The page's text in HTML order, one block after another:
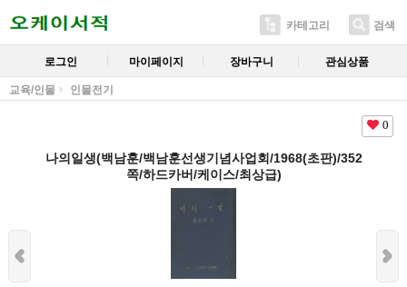
카테고리 검색
로그인 마이페이지 장바구니 관심상품
교육/인물 인물전기
0
나의일생(백남훈/백남훈선생기념사업회/1968(초판)/352
쪽/하드카버/케이스/최상급)